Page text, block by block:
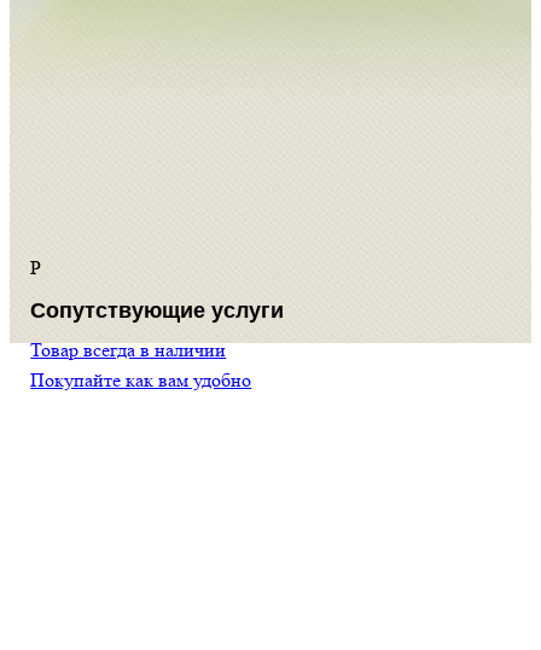
Р
Сопутствующие услуги
Товар всегда в наличии
Покупайте как вам удобно